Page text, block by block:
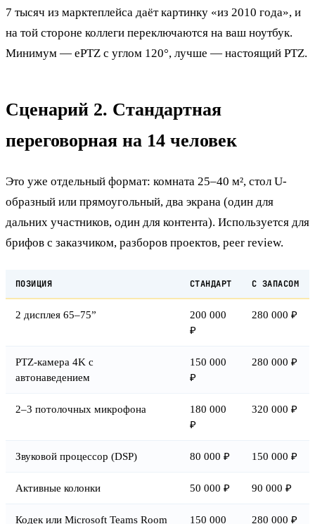
7 тысяч из марктеплейса даёт картинку «из 2010 года», и
на той стороне коллеги переключаются на ваш ноутбук.
Минимум — ePTZ с углом 120°, лучше — настоящий PTZ.
Сценарий 2. Стандартная
переговорная на 14 человек
Это уже отдельный формат: комната 25–40 м², стол U-
образный или прямоугольный, два экрана (один для
дальних участников, один для контента). Используется для
брифов с заказчиком, разборов проектов, peer review.
ПОЗИЦИЯ СТАНДАРТ С ЗАПАСОМ
2 дисплея 65–75”
200 000
₽
280 000 ₽
PTZ-камера 4K с
автонаведением
150 000
₽
280 000 ₽
2–3 потолочных микрофона
180 000
₽
320 000 ₽
Звуковой процессор (DSP) 80 000 ₽ 150 000 ₽
Активные колонки 50 000 ₽ 90 000 ₽
Кодек или Microsoft Teams Room
150 000
280 000 ₽